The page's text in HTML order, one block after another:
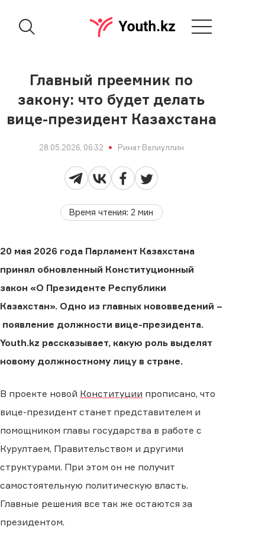
Главный преемник по
закону: что будет делать
вице-президент Казахстана
28.05.2026, 06:32 Ринат Валиуллин
Время чтения:2 мин
20 мая 2026 года Парламент Казахстана
принял обновленный Конституционный
закон «О Президенте Республики
Казахстан». Одно из главных нововведений –
появление должности вице-президента.
Youth.kz рассказывает, какую роль выделят
новому должностному лицу в стране.
В проекте новой Конституции прописано, что
вице-президент станет представителем и
помощником главы государства в работе с
Курултаем, Правительством и другими
структурами. При этом он не получит
самостоятельную политическую власть.
Главные решения все так же остаются за
президентом.